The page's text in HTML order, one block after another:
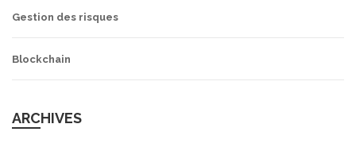
Gestion des risques
Blockchain
ARCHIVES